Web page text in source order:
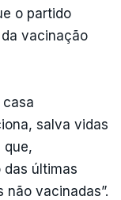
o partido
vacinação
casa
salva vidas
que,
últimas
vacinadas”.